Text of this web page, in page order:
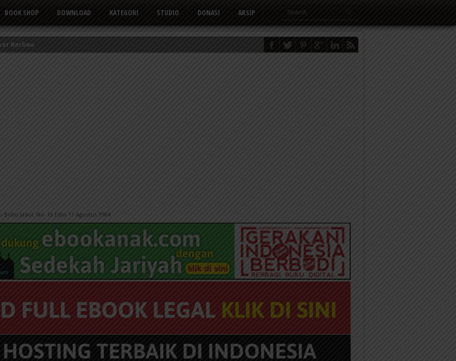
BOOK SHOP DOWNLOAD KATEGORI STUDIO DONASI ARSIP
Kerbau
Jadul: No. 19 Edisi 11 Agustus 1984